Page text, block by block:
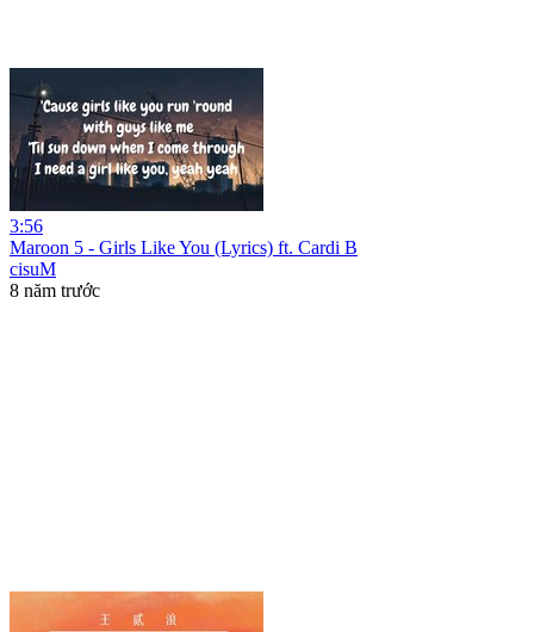
3:56
Maroon 5 - Girls Like You (Lyrics) ft. Cardi B
cisuM
8 năm trước